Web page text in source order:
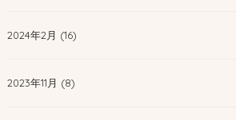
2024年2月 (16)
2023年11月 (8)